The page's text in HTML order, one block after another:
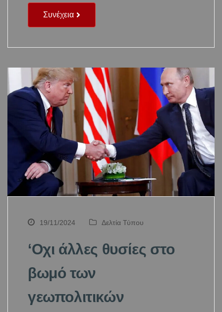
Συνέχεια
19/11/2024 Δελτία Τύπου
‘Οχι άλλες θυσίες στο
βωμό των
γεωπολιτικών